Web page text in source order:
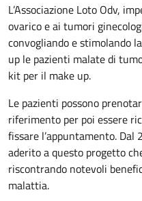
L’Associazione Loto Odv,
ovarico e ai tumori
convogliando e stimolando
up le pazienti malate di
kit per il make up.
Le pazienti possono
riferimento per poi essere
fissare l’appuntamento.
aderito a questo progetto
riscontrando notevoli
malattia.